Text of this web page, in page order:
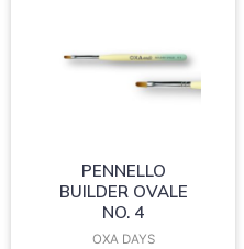
PENNELLO
BUILDER OVALE
NO. 4
OXA DAYS